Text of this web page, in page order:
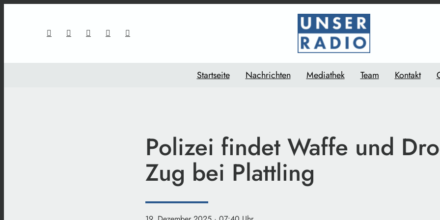
Startseite Nachrichten Mediathek Team Kontakt
Polizei findet Waffe und
Zug bei Plattling